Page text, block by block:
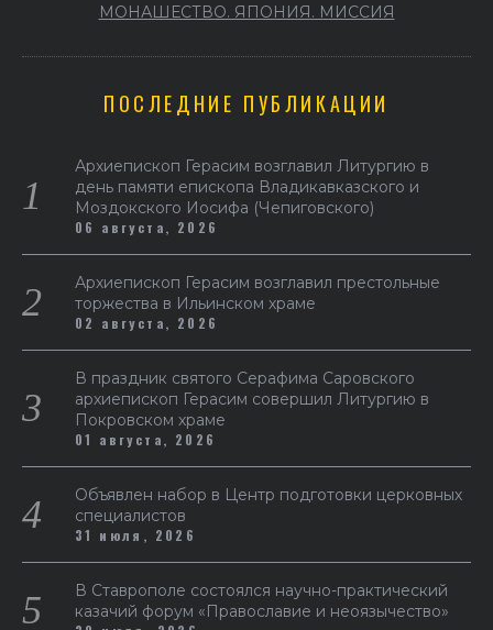
МОНАШЕСТВО. ЯПОНИЯ. МИССИЯ
ПОСЛЕДНИЕ ПУБЛИКАЦИИ
Архиепископ Герасим возглавил Литургию в
день памяти епископа Владикавказского и
Моздокского Иосифа (Чепиговского)
06 августа, 2026
Архиепископ Герасим возглавил престольные
торжества в Ильинском храме
02 августа, 2026
В праздник святого Серафима Саровского
архиепископ Герасим совершил Литургию в
Покровском храме
01 августа, 2026
Объявлен набор в Центр подготовки церковных
специалистов
31 июля, 2026
В Ставрополе состоялся научно-практический
казачий форум «Православие и неоязычество»